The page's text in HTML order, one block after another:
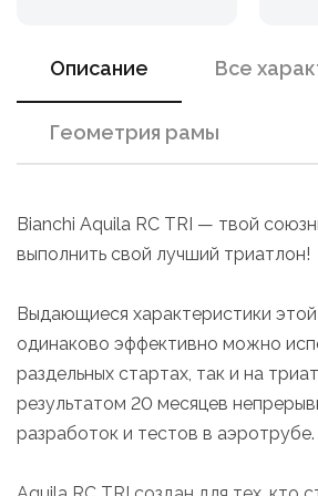
Описание Все
Геометрия рамы
Bianchi Aquila RC TRI — твой
выполнить свой лучший триатлон!
Выдающиеся характеристики
одинаково эффективно можно
раздельных стартах, так и на
результатом 20 месяцев
разработок и тестов в аэротрубе.